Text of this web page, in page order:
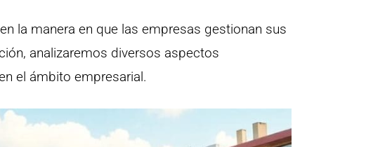
la manera en que las empresas gestionan sus
analizaremos diversos aspectos
el ámbito empresarial.